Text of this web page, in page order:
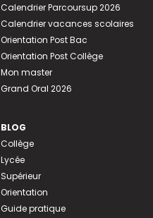
Calendrier Parcoursup 2026
Calendrier vacances scolaires
Orientation Post Bac
Orientation Post Collège
Mon master
Grand Oral 2026
BLOG
Collège
Lycée
Supérieur
Orientation
Guide pratique